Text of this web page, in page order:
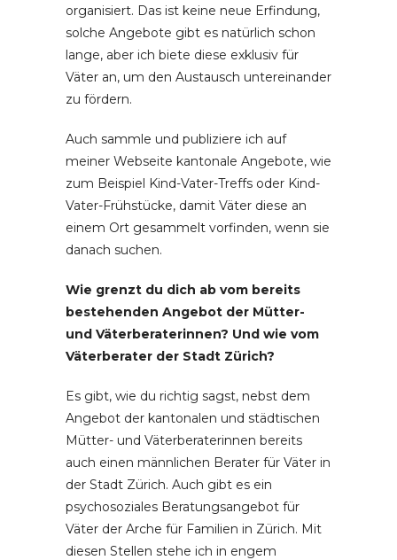
organisiert. Das ist keine neue Erfindung,
solche Angebote gibt es natürlich schon
lange, aber ich biete diese exklusiv für
Väter an, um den Austausch untereinander
zu fördern.
Auch sammle und publiziere ich auf
meiner Webseite kantonale Angebote, wie
zum Beispiel Kind-Vater-Treffs oder Kind-
Vater-Frühstücke, damit Väter diese an
einem Ort gesammelt vorfinden, wenn sie
danach suchen.
Wie grenzt du dich ab vom bereits
bestehenden Angebot der Mütter-
und Väterberaterinnen? Und wie vom
Väterberater der Stadt Zürich?
Es gibt, wie du richtig sagst, nebst dem
Angebot der kantonalen und städtischen
Mütter- und Väterberaterinnen bereits
auch einen männlichen Berater für Väter in
der Stadt Zürich. Auch gibt es ein
psychosoziales Beratungsangebot für
Väter der Arche für Familien in Zürich. Mit
diesen Stellen stehe ich in engem